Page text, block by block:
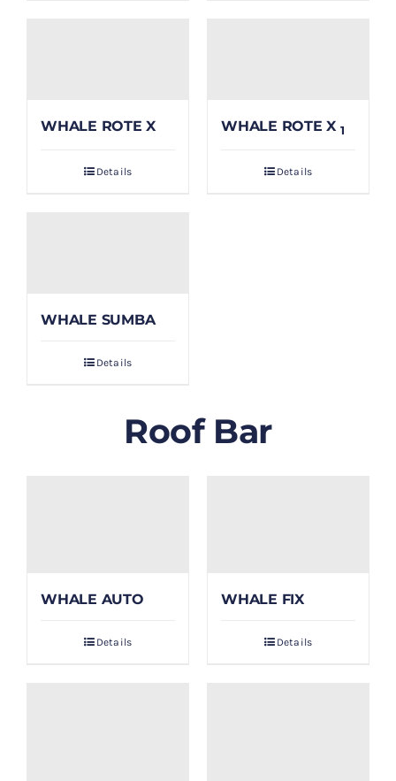
WHALE ROTE X
Details
WHALE ROTE X 1
Details
WHALE SUMBA
Details
Roof Bar
WHALE AUTO
Details
WHALE FIX
Details